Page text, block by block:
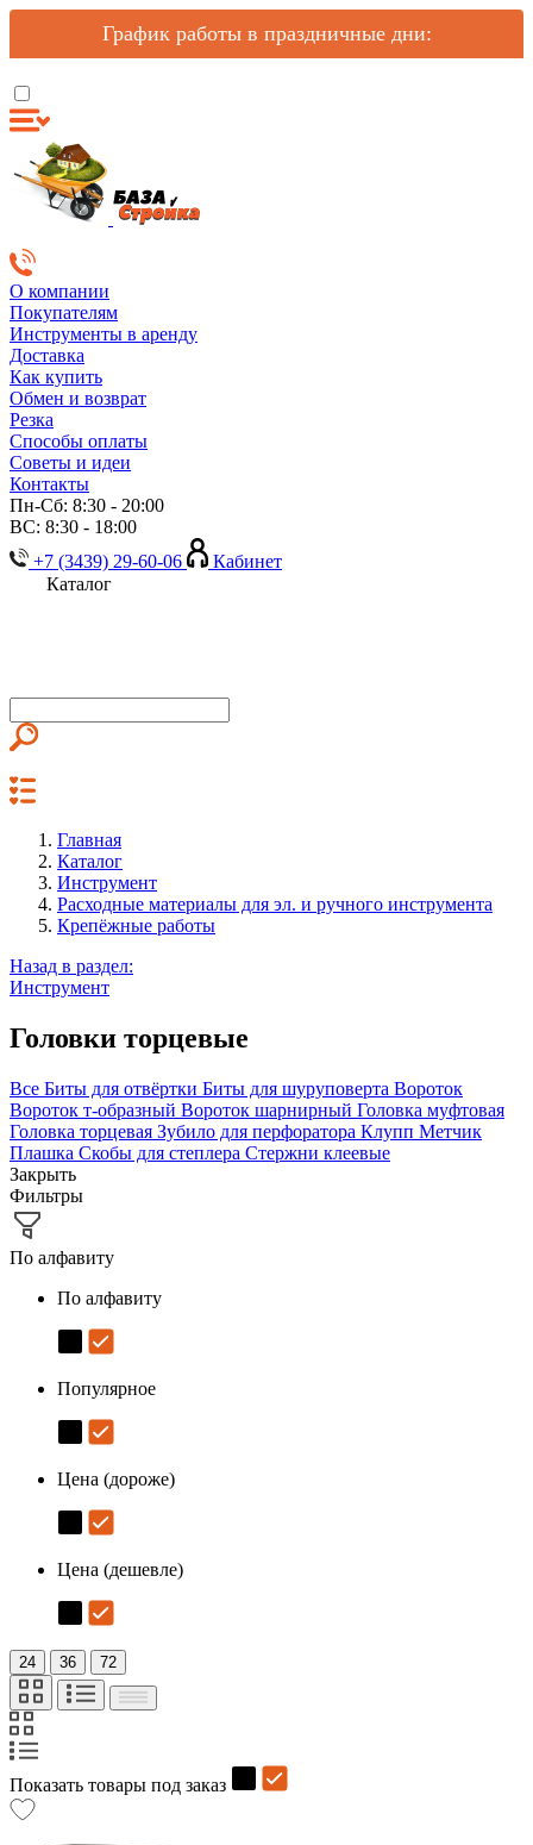
График работы в праздничные дни:
О компании
Покупателям
Инструменты в аренду
Доставка
Как купить
Обмен и возврат
Резка
Способы оплаты
Советы и идеи
Контакты
Пн-Сб: 8:30 - 20:00
ВС: 8:30 - 18:00
+7 (3439) 29-60-06
Кабинет
Каталог
Главная
Каталог
Инструмент
Расходные материалы для эл. и ручного инструмента
Крепёжные работы
Назад в раздел:
Инструмент
Головки торцевые
Все Биты для отвёртки Биты для шуруповерта Вороток
Вороток т-образный Вороток шарнирный Головка муфтовая
Головка торцевая Зубило для перфоратора Клупп Метчик
Плашка Скобы для степлера Стержни клеевые
Закрыть
Фильтры
По алфавиту
По алфавиту
Популярное
Цена (дороже)
Цена (дешевле)
24 36 72
Показать товары под заказ